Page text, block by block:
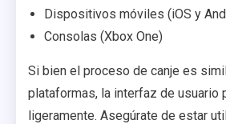
Dispositivos móviles (iOS y
Consolas (Xbox One)
Si bien el proceso de canje es
plataformas, la interfaz de usuario
ligeramente. Asegúrate de estar